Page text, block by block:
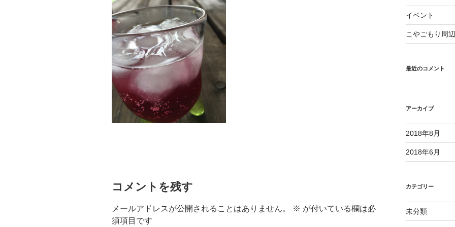
コメントを残す
メールアドレスが公開されることはありません。 ※ が付いている欄は必
須項目です
イベント
こやごもり周
最近のコメント
アーカイブ
2018年8月
2018年6月
カテゴリー
未分類